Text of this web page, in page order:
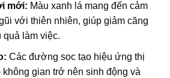
mới: Màu xanh lá mang đến cảm
với thiên nhiên, giúp giảm căng
quả làm việc.
Các đường sọc tạo hiệu ứng thị
gian trở nên sinh động và